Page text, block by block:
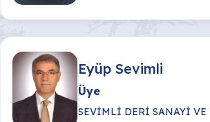
Eyüp Sevimli
Üye
SEVİMLİ DERİ SANAYİ